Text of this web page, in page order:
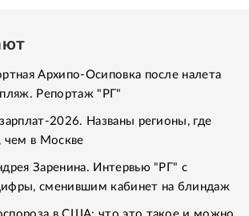
Архипо-Осиповка после налета
Репортаж "РГ"
2026. Названы регионы, где
чем в Москве
Заренина. Интервью "РГ" с
сменившим кабинет на блиндаж
в США: что это такое и можно